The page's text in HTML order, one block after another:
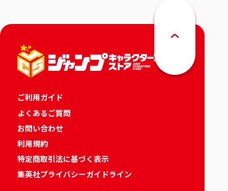
ご利用ガイド
よくあるご質問
お問い合わせ
利用規約
特定商取引法に基づく表示
集英社プライバシーガイドライン